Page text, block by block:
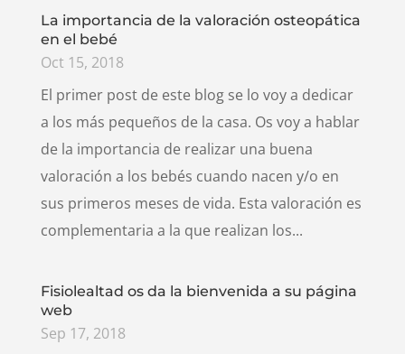
La importancia de la valoración osteopática
en el bebé
Oct 15, 2018
El primer post de este blog se lo voy a dedicar
a los más pequeños de la casa. Os voy a hablar
de la importancia de realizar una buena
valoración a los bebés cuando nacen y/o en
sus primeros meses de vida. Esta valoración es
complementaria a la que realizan los...
Fisiolealtad os da la bienvenida a su página
web
Sep 17, 2018